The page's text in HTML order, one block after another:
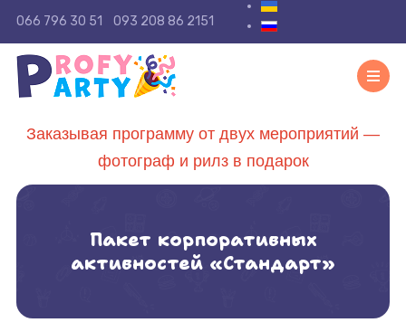
066 796 30 51 093 208 86 2151
Выберите язык
Заказывая программу от двух мероприятий —
фотограф и рилз в подарок
Пакет корпоративных
активностей «Стандарт»